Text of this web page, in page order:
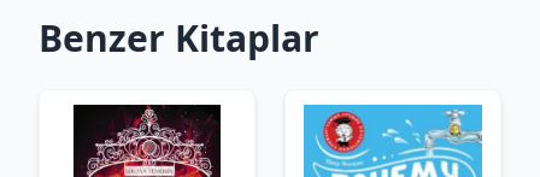
Benzer Kitaplar